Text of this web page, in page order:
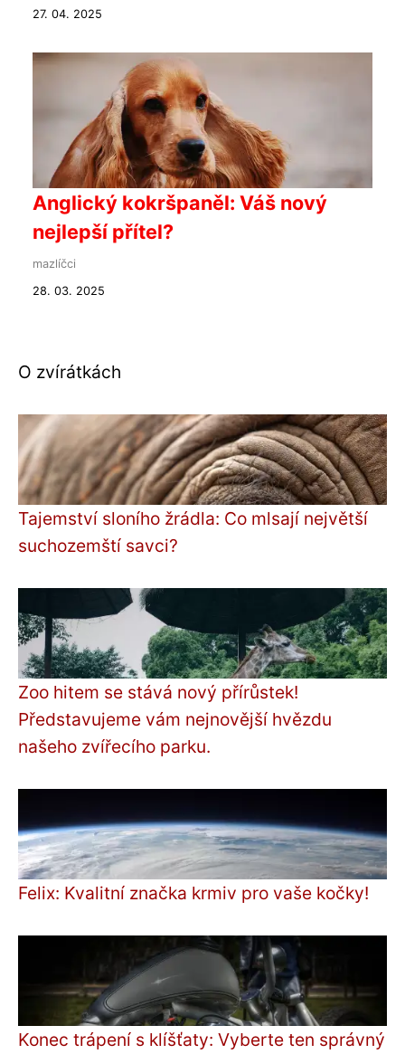
27. 04. 2025
Anglický kokršpaněl: Váš nový
nejlepší přítel?
mazlíčci
28. 03. 2025
O zvírátkách
Tajemství sloního žrádla: Co mlsají největší
suchozemští savci?
Zoo hitem se stává nový přírůstek!
Představujeme vám nejnovější hvězdu
našeho zvířecího parku.
Felix: Kvalitní značka krmiv pro vaše kočky!
Konec trápení s klíšťaty: Vyberte ten správný